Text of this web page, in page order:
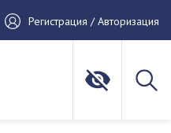
Регистрация / Авторизация